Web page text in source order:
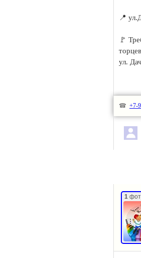
📍
🚩
ул.
☎ +7-
1